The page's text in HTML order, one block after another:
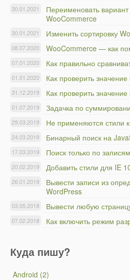
Переименовать вариант
WooCommerce
30.01.2021
Изменить сортировку
30.01.2021
WooCommerce — как
08.07.2020
Как правильно
07.01.2020
Как проверить
01.01.2020
Как проверить
31.12.2019
Задачка по
01.07.2019
Не применяются стили к
29.03.2019
Бинарный поиск на
24.03.2019
Поиск только по
17.03.2019
Добавить стили для IE
20.02.2019
Вывести записи из
WordPress
26.01.2019
Вывести любую
03.05.2018
Как включить режим
07.02.2018
Куда пишу?
Android (2)